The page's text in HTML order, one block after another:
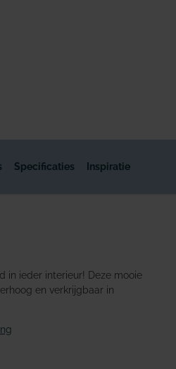
Specificaties Inspiratie
in ieder interieur! Deze mooie
en verkrijgbaar in